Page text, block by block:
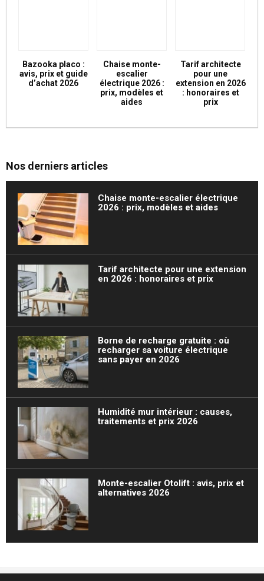
Bazooka placo :
avis, prix et guide
d’achat 2026
Chaise monte-
escalier
électrique 2026 :
prix, modèles et
aides
Tarif architecte
pour une
extension en 2026
: honoraires et
prix
Nos derniers articles
Chaise monte-escalier électrique
2026 : prix, modèles et aides
Tarif architecte pour une extension
en 2026 : honoraires et prix
Borne de recharge gratuite : où
recharger sa voiture électrique
sans payer en 2026
Humidité mur intérieur : causes,
traitements et prix 2026
Monte-escalier Otolift : avis, prix et
alternatives 2026